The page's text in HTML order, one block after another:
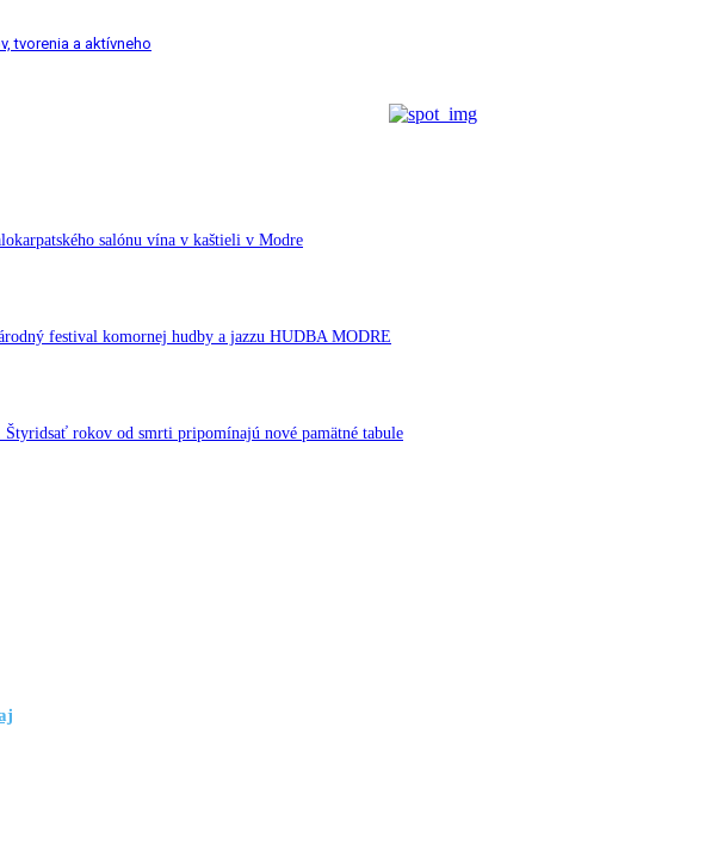
tvorenia a aktívneho
salónu vína v kaštieli v Modre
festival komornej hudby a jazzu HUDBA MODRE
rokov od smrti pripomínajú nové pamätné tabule